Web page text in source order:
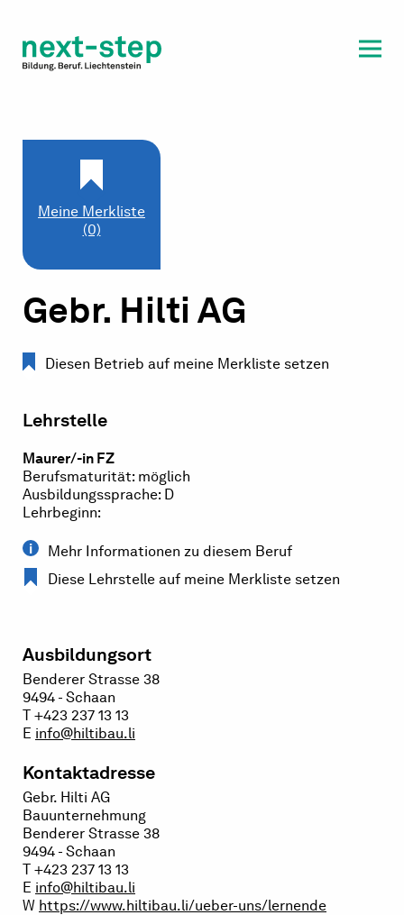
Beratung & Unterstützung
Gebr. Hilti AG
Diesen Betrieb auf meine Merkliste setzen
Lehrstelle
Maurer/-in FZ
Berufsmaturität: möglich
Ausbildungssprache: D
Lehrbeginn:
Mehr Informationen zu diesem Beruf
Diese Lehrstelle auf meine Merkliste setzen
Ausbildungsort
Benderer Strasse 38
9494 - Schaan
T +423 237 13 13
E info@hiltibau.li
Kontaktadresse
Gebr. Hilti AG
Bauunternehmung
Benderer Strasse 38
9494 - Schaan
T +423 237 13 13
E info@hiltibau.li
W https://www.hiltibau.li/ueber-uns/lernende
Meine Merkliste
(0)